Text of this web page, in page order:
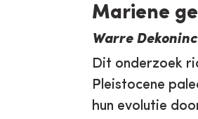
Mariene
Warre
Dit onderzoek
Pleistocene
hun evolutie